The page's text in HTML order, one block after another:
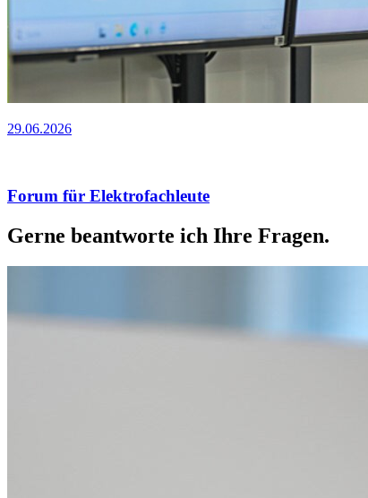
29.06.2026
Forum für Elektrofachleute
Gerne beantworte ich Ihre Fragen.